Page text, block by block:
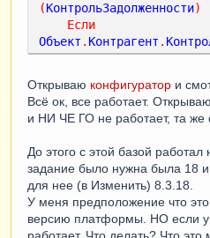
(КонтрольЗадолженности)
Если
Объект . Контрагент .
Открываю конфигуратор и
Всё ок, все работает.
и НИ ЧЕ ГО не работает, та же
До этого с этой базой
задание было нужна была 18
для нее (в Изменить) 8.3.18.
У меня предположение что это
версию платформы. НО если